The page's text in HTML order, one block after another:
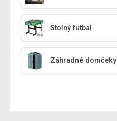
Stolný futbal
Záhradné domčeky